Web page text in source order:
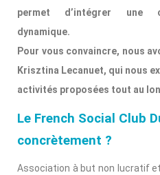
permet d’intégrer une
dynamique.
Pour vous convaincre, nous
Krisztina Lecanuet, qui nous
activités proposées tout au
Le French Social Club
concrètement ?
Association à but non lucratif